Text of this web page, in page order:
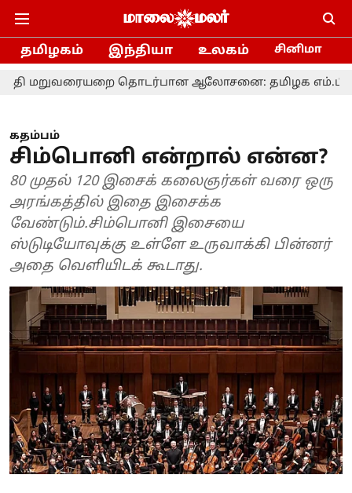
தமிழகம் இந்தியா உலகம் சினிமா
தொடர்பான ஆலோசனை: தமிழக எம்.பி.க்களுக்கு
கதம்பம்
சிம்பொனி என்றால் என்ன?
80 முதல் 120 இசைக் கலைஞர்கள் வரை ஒரு
அரங்கத்தில் இதை இசைக்க
வேண்டும்.சிம்பொனி இசையை
ஸ்டுடியோவுக்கு உள்ளே உருவாக்கி பின்னர்
அதை வெளியிடக் கூடாது.